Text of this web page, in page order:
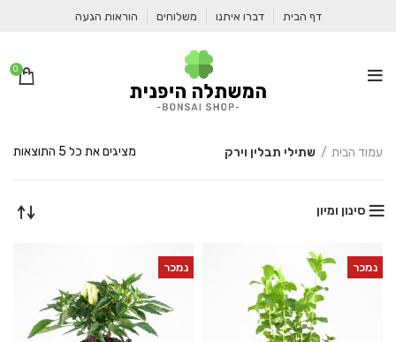
דף הבית דברו איתנו משלוחים הוראות הגעה
0
עמוד הבית שתילי תבלין וירק מציגים את כל ⁦5⁩ התוצאות
סינון ומיון
נמכר נמכר